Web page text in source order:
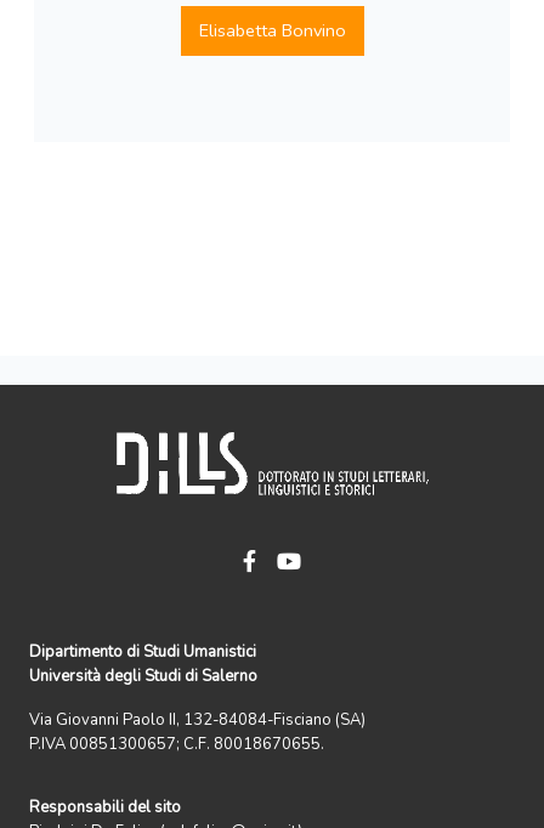
Elisabetta Bonvino
Dipartimento di Studi Umanistici
Università degli Studi di Salerno
Via Giovanni Paolo II, 132-84084-Fisciano (SA)
P.IVA 00851300657; C.F. 80018670655.
Responsabili del sito